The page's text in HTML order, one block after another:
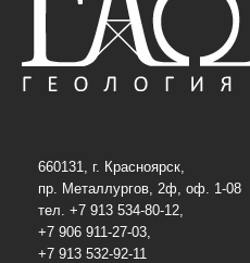
660131, г. Красноярск,
пр. Металлургов, 2ф, оф. 1-08
тел. +7 913 534-80-12,
+7 906 911-27-03,
+7 913 532-92-11